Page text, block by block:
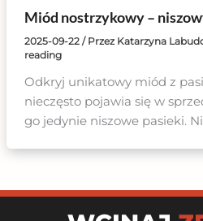
Miód nostrzykowy –
2025-09-22 / Przez Katarzyna
reading
Odkryj unikatowy miód z
nieczęsto pojawia się w
go jedynie niszowe pasieki.